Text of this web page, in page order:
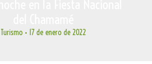
Turismo • 17 de enero de 2022